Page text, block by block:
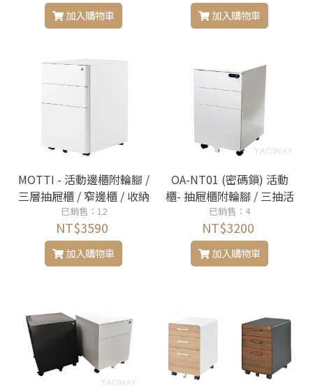
加入購物車 加入購物車
MOTTI - 活動邊櫃附輪腳 /
三層抽屜櫃 / 窄邊櫃 / 收納
櫃 / 鐵櫃
已銷售：12
NT$3590
加入購物車
OA-NT01 (密碼鎖) 活動
櫃- 抽屜櫃附輪腳 / 三抽活
動櫃 / 窄邊櫃 / 收納櫃 / 三
層鐵櫃
已銷售：4
NT$3200
加入購物車